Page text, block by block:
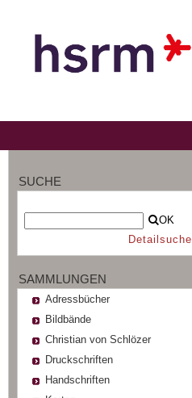
SUCHE
OK
Detailsuche
SAMMLUNGEN
Adressbücher
Bildbände
Christian von Schlözer
Druckschriften
Handschriften